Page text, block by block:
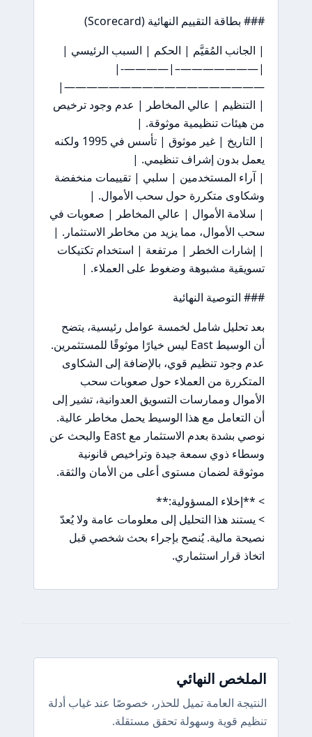
### بطاقة التقييم النهائية (Scorecard)
| الجانب المُقيَّم | الحكم | السبب الرئيسي |
|———————–|————-|
——————————————————|
| التنظيم | عالي المخاطر | عدم وجود ترخيص
من هيئات تنظيمية موثوقة. |
| التاريخ | غير موثوق | تأسس في 1995 ولكنه
يعمل بدون إشراف تنظيمي. |
| آراء المستخدمين | سلبي | تقييمات منخفضة
وشكاوى متكررة حول سحب الأموال. |
| سلامة الأموال | عالي المخاطر | صعوبات في
سحب الأموال، مما يزيد من مخاطر الاستثمار. |
| إشارات الخطر | مرتفعة | استخدام تكتيكات
تسويقية مشبوهة وضغوط على العملاء. |
### التوصية النهائية
بعد تحليل شامل لخمسة عوامل رئيسية، يتضح
أن الوسيط East ليس خيارًا موثوقًا للمستثمرين.
عدم وجود تنظيم قوي، بالإضافة إلى الشكاوى
المتكررة من العملاء حول صعوبات سحب
الأموال وممارسات التسويق العدوانية، تشير إلى
أن التعامل مع هذا الوسيط يحمل مخاطر عالية.
نوصي بشدة بعدم الاستثمار مع East والبحث عن
وسطاء ذوي سمعة جيدة وتراخيص قانونية
موثوقة لضمان مستوى أعلى من الأمان والثقة.
> **إخلاء المسؤولية:**
> يستند هذا التحليل إلى معلومات عامة ولا يُعدّ
نصيحة مالية. يُنصح بإجراء بحث شخصي قبل
اتخاذ قرار استثماري.
الملخص النهائي
النتيجة العامة تميل للحذر، خصوصًا عند غياب أدلة
تنظيم قوية وسهولة تحقق مستقلة.